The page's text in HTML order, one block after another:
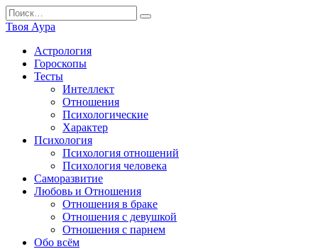
Перейти
к
содержанию
Search
for:
Твоя Аура
Астрология
Гороскопы
Тесты
Интеллект
Отношения
Психологические
Характер
Психология
Психология отношений
Психология человека
Саморазвитие
Любовь и Отношения
Отношения в браке
Отношения с девушкой
Отношения с парнем
Обо всём